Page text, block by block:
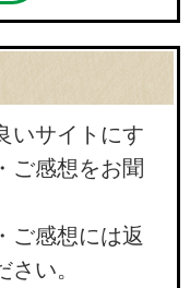
いサイトにす
ご感想をお聞
ご感想には返
い。